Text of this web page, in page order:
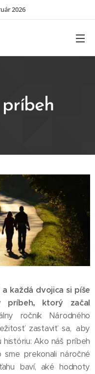
2026
každá dvojica si píše
príbeh, ktorý začal
ročník Národného
zastaviť sa, aby
históriu: Ako náš príbeh
sme prekonali náročné
baví, aké hodnoty